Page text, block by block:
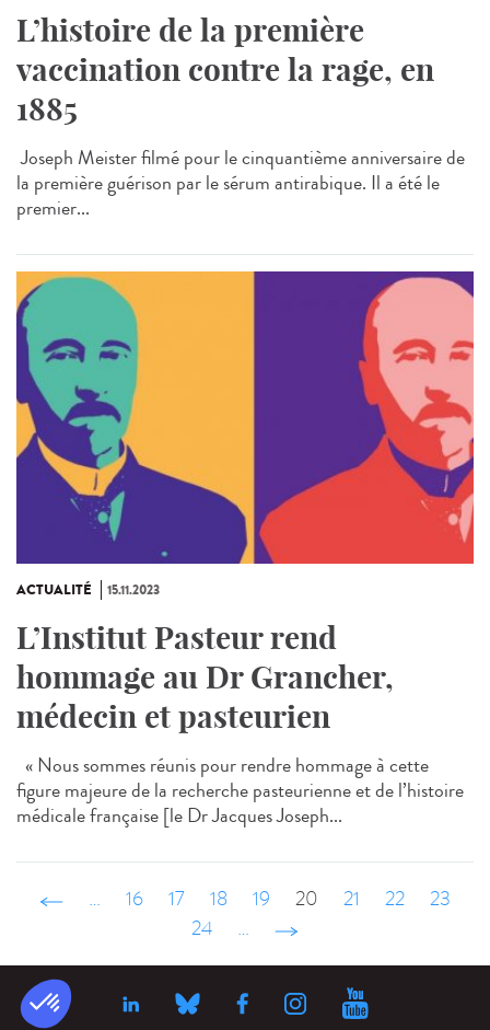
L’histoire de la première
vaccination contre la rage, en
1885
Joseph Meister filmé pour le cinquantième anniversaire de
la première guérison par le sérum antirabique. Il a été le
premier...
ACTUALITÉ 15.11.2023
L’Institut Pasteur rend
hommage au Dr Grancher,
médecin et pasteurien
« Nous sommes réunis pour rendre hommage à cette
figure majeure de la recherche pasteurienne et de l’histoire
médicale française [le Dr Jacques Joseph...
‹ précédent
… 16 17 18 19 20 21 22
23
24
… suivant ›